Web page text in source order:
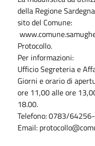
della Regione
sito del Comune:
Protocollo.
Per informazioni:
Ufficio Segreteria e
Giorni e orario di
ore 11,00 alle ore
18.00.
Telefono: 0783/
Email: